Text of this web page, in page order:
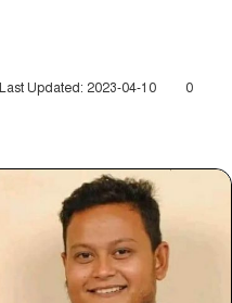
Last Updated: 2023-04-10 0